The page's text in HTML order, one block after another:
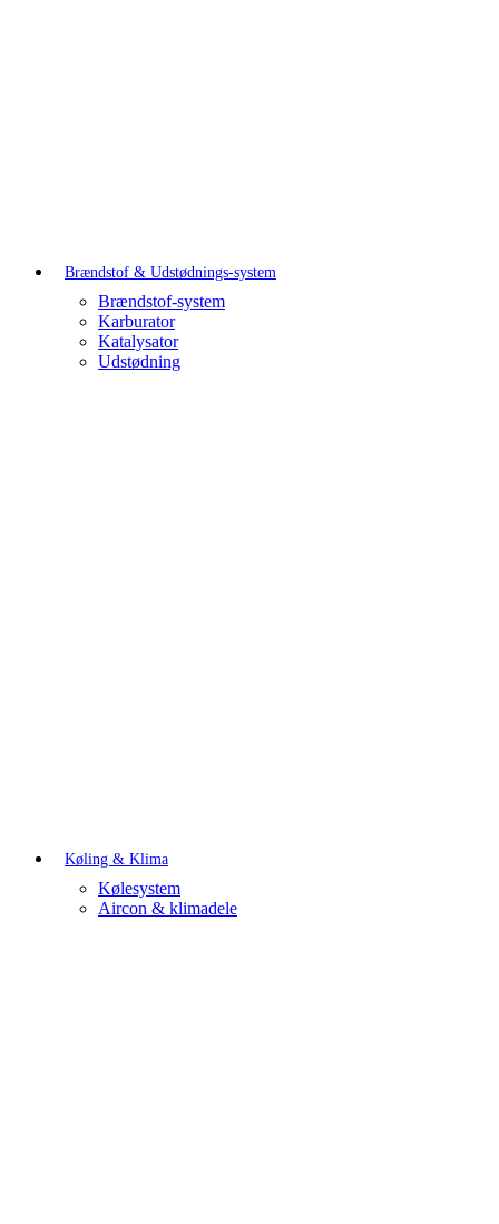
Brændstof & Udstødnings-system
Brændstof-system
Karburator
Katalysator
Udstødning
Køling & Klima
Kølesystem
Aircon & klimadele